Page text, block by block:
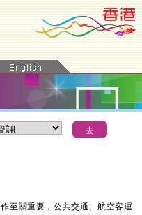
關重要，公共交通、航空客運